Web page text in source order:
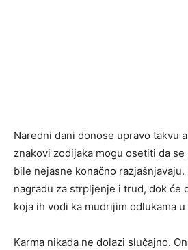
Naredni dani donose upravo takvu
znakovi zodijaka mogu osetiti da
bile nejasne konačno
nagradu za strpljenje i trud, dok će
koja ih vodi ka mudrijim odlukama
Karma nikada ne dolazi slučajno.